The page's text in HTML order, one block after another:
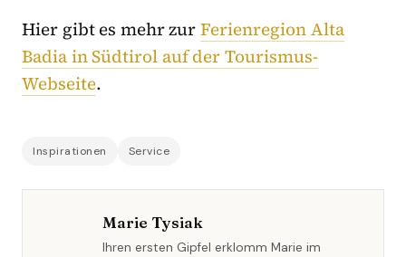
Hier gibt es mehr zurFerienregion Alta
Badia in Südtirol auf der Tourismus-
Webseite.
Inspirationen Service
Marie Tysiak
Ihren ersten Gipfel erklomm Marie im